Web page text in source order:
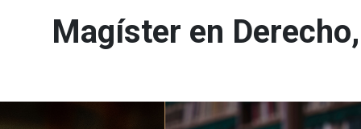
Magíster en